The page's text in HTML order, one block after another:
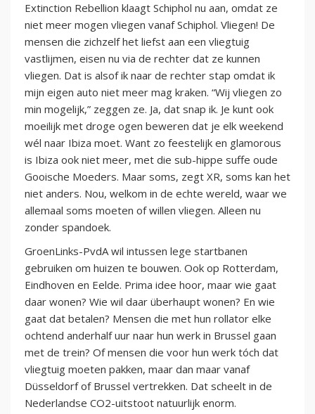
Extinction Rebellion klaagt Schiphol nu aan, omdat ze
niet meer mogen vliegen vanaf Schiphol. Vliegen! De
mensen die zichzelf het liefst aan een vliegtuig
vastlijmen, eisen nu via de rechter dat ze kunnen
vliegen. Dat is alsof ik naar de rechter stap omdat ik
mijn eigen auto niet meer mag kraken. “Wij vliegen zo
min mogelijk,” zeggen ze. Ja, dat snap ik. Je kunt ook
moeilijk met droge ogen beweren dat je elk weekend
wél naar Ibiza moet. Want zo feestelijk en glamorous
is Ibiza ook niet meer, met die sub-hippe suffe oude
Gooische Moeders. Maar soms, zegt XR, soms kan het
niet anders. Nou, welkom in de echte wereld, waar we
allemaal soms moeten of willen vliegen. Alleen nu
zonder spandoek.
GroenLinks-PvdA wil intussen lege startbanen
gebruiken om huizen te bouwen. Ook op Rotterdam,
Eindhoven en Eelde. Prima idee hoor, maar wie gaat
daar wonen? Wie wil daar überhaupt wonen? En wie
gaat dat betalen? Mensen die met hun rollator elke
ochtend anderhalf uur naar hun werk in Brussel gaan
met de trein? Of mensen die voor hun werk tóch dat
vliegtuig moeten pakken, maar dan maar vanaf
Düsseldorf of Brussel vertrekken. Dat scheelt in de
Nederlandse CO2-uitstoot natuurlijk enorm.